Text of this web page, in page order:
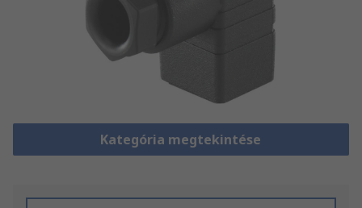
Kategória megtekintése